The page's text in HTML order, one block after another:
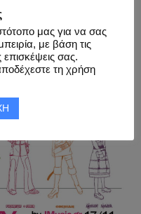
J-Music Party
μας για να σας
με βάση τις
επισκέψεις σας.
τη χρήση